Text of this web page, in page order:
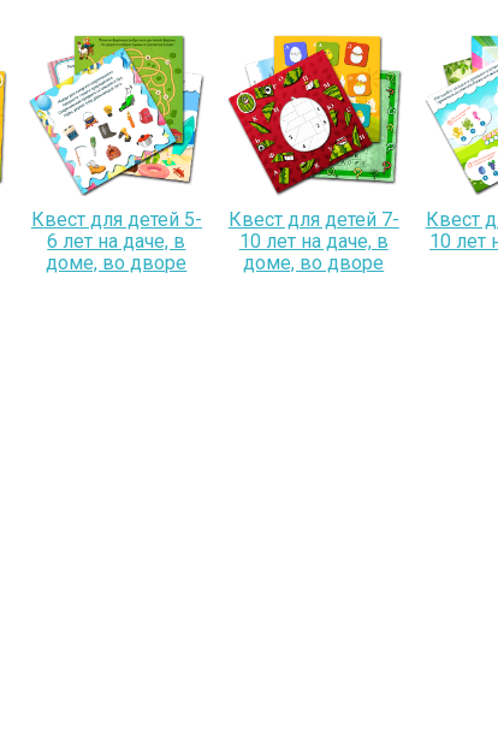
Квест для детей 5-
6 лет на даче, в
доме, во дворе
Квест для детей 7-
10 лет на даче, в
доме, во дворе
Квест
10 лет